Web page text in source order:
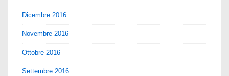
Dicembre 2016
Novembre 2016
Ottobre 2016
Settembre 2016